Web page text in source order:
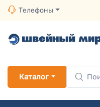
Телефоны
Каталог